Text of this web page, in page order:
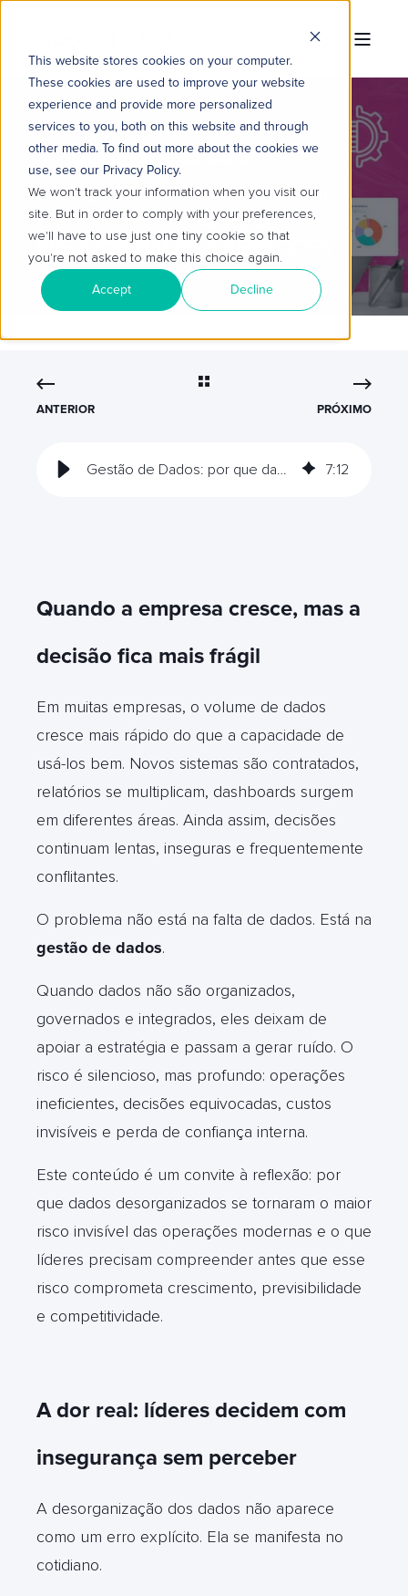
This website stores cookies on your computer.
These cookies are used to improve your website
experience and provide more personalized
services to you, both on this website and through
other media. To find out more about the cookies we
use, see our Privacy Policy.
We won't track your information when you visit our
site. But in order to comply with your preferences,
we'll have to use just one tiny cookie so that
you're not asked to make this choice again.
Accept Decline
GESTÃO DE DADOS: POR QUE
DADOS DESORGANIZADOS
PREJUDICAM AS OPERAÇÕES
ANTERIOR PRÓXIMO
Gestão de Dados: por que dados desorganizados prejudicam as operações 7:12
Quando a empresa cresce, mas a
decisão fica mais frágil
Em muitas empresas, o volume de dados
cresce mais rápido do que a capacidade de
usá-los bem. Novos sistemas são contratados,
relatórios se multiplicam, dashboards surgem
em diferentes áreas. Ainda assim, decisões
continuam lentas, inseguras e frequentemente
conflitantes.
O problema não está na falta de dados. Está na
gestão de dados.
Quando dados não são organizados,
governados e integrados, eles deixam de
apoiar a estratégia e passam a gerar ruído. O
risco é silencioso, mas profundo: operações
ineficientes, decisões equivocadas, custos
invisíveis e perda de confiança interna.
Este conteúdo é um convite à reflexão: por
que dados desorganizados se tornaram o maior
risco invisível das operações modernas e o que
líderes precisam compreender antes que esse
risco comprometa crescimento, previsibilidade
e competitividade.
A dor real: líderes decidem com
insegurança sem perceber
A desorganização dos dados não aparece
como um erro explícito. Ela se manifesta no
cotidiano.